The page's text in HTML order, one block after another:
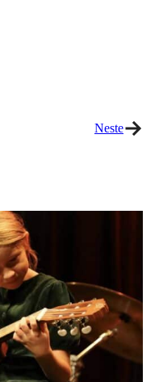
Neste